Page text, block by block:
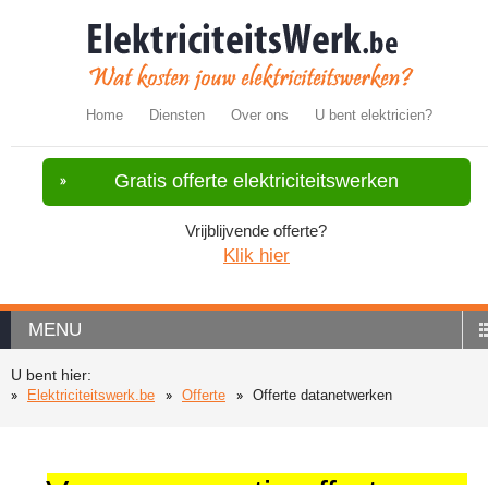
Home Diensten Over ons U bent elektricien?
Gratis offerte elektriciteitswerken
Vrijblijvende offerte?
Klik hier
MENU
U bent hier:
Elektriciteitswerk.be
Offerte Offerte datanetwerken